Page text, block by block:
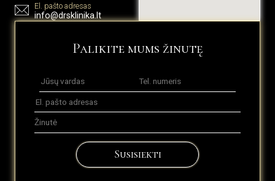
El. pašto adresas
info@drsklinika.lt
Palikite mums žinutę
Susisiekti